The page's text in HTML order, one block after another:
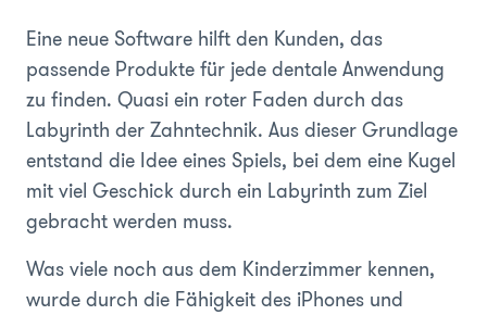
Eine neue Software hilft den Kunden, das
passende Produkte für jede dentale Anwendung
zu finden. Quasi ein roter Faden durch das
Labyrinth der Zahntechnik. Aus dieser Grundlage
entstand die Idee eines Spiels, bei dem eine Kugel
mit viel Geschick durch ein Labyrinth zum Ziel
gebracht werden muss.
Was viele noch aus dem Kinderzimmer kennen,
wurde durch die Fähigkeit des iPhones und